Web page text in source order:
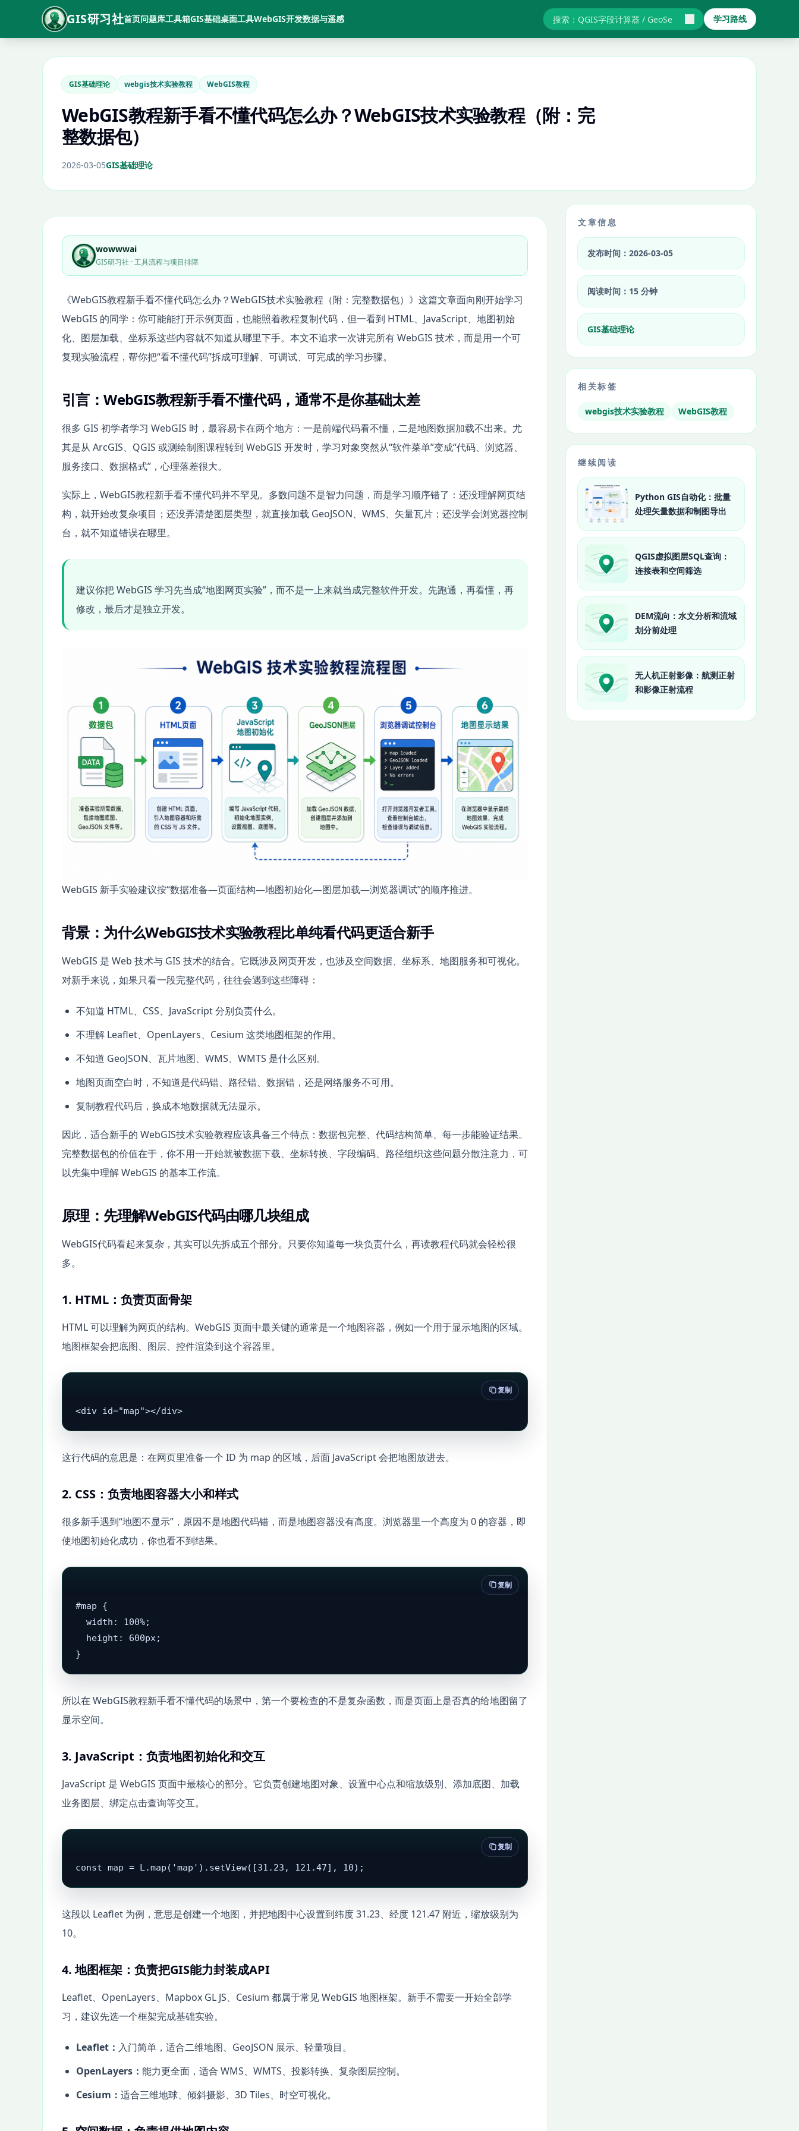
GIS研习社首页问题库工具箱GIS基础桌面工具WebGIS开发数据与遥感 搜索GIS教程与报错 学习路线
GIS基础理论 webgis技术实验教程 WebGIS教程
WebGIS教程新手看不懂代码怎么办？WebGIS技术实验教程（附：完
整数据包）
2026-03-05GIS基础理论
wowwwai
GIS研习社 · 工具流程与项目排障
《WebGIS教程新手看不懂代码怎么办？WebGIS技术实验教程（附：完整数据包）》这篇文章面向刚开始学习
WebGIS 的同学：你可能能打开示例页面，也能照着教程复制代码，但一看到 HTML、JavaScript、地图初始
化、图层加载、坐标系这些内容就不知道从哪里下手。本文不追求一次讲完所有 WebGIS 技术，而是用一个可
复现实验流程，帮你把“看不懂代码”拆成可理解、可调试、可完成的学习步骤。
引言：WebGIS教程新手看不懂代码，通常不是你基础太差
很多 GIS 初学者学习 WebGIS 时，最容易卡在两个地方：一是前端代码看不懂，二是地图数据加载不出来。尤
其是从 ArcGIS、QGIS 或测绘制图课程转到 WebGIS 开发时，学习对象突然从“软件菜单”变成“代码、浏览器、
服务接口、数据格式”，心理落差很大。
实际上，WebGIS教程新手看不懂代码并不罕见。多数问题不是智力问题，而是学习顺序错了：还没理解网页结
构，就开始改复杂项目；还没弄清楚图层类型，就直接加载 GeoJSON、WMS、矢量瓦片；还没学会浏览器控制
台，就不知道错误在哪里。
建议你把 WebGIS 学习先当成“地图网页实验”，而不是一上来就当成完整软件开发。先跑通，再看懂，再
修改，最后才是独立开发。
WebGIS 新手实验建议按“数据准备—页面结构—地图初始化—图层加载—浏览器调试”的顺序推进。
背景：为什么WebGIS技术实验教程比单纯看代码更适合新手
WebGIS 是 Web 技术与 GIS 技术的结合。它既涉及网页开发，也涉及空间数据、坐标系、地图服务和可视化。
对新手来说，如果只看一段完整代码，往往会遇到这些障碍：
不知道 HTML、CSS、JavaScript 分别负责什么。
不理解 Leaflet、OpenLayers、Cesium 这类地图框架的作用。
不知道 GeoJSON、瓦片地图、WMS、WMTS 是什么区别。
地图页面空白时，不知道是代码错、路径错、数据错，还是网络服务不可用。
复制教程代码后，换成本地数据就无法显示。
因此，适合新手的 WebGIS技术实验教程应该具备三个特点：数据包完整、代码结构简单、每一步能验证结果。
完整数据包的价值在于，你不用一开始就被数据下载、坐标转换、字段编码、路径组织这些问题分散注意力，可
以先集中理解 WebGIS 的基本工作流。
原理：先理解WebGIS代码由哪几块组成
WebGIS代码看起来复杂，其实可以先拆成五个部分。只要你知道每一块负责什么，再读教程代码就会轻松很
多。
1. HTML：负责页面骨架
HTML 可以理解为网页的结构。WebGIS 页面中最关键的通常是一个地图容器，例如一个用于显示地图的区域。
地图框架会把底图、图层、控件渲染到这个容器里。
<div id="map"></div>
复制
这行代码的意思是：在网页里准备一个 ID 为 map 的区域，后面 JavaScript 会把地图放进去。
2. CSS：负责地图容器大小和样式
很多新手遇到“地图不显示”，原因不是地图代码错，而是地图容器没有高度。浏览器里一个高度为 0 的容器，即
使地图初始化成功，你也看不到结果。
#map {
  width: 100%;
  height: 600px;
}
复制
所以在 WebGIS教程新手看不懂代码的场景中，第一个要检查的不是复杂函数，而是页面上是否真的给地图留了
显示空间。
3. JavaScript：负责地图初始化和交互
JavaScript 是 WebGIS 页面中最核心的部分。它负责创建地图对象、设置中心点和缩放级别、添加底图、加载
业务图层、绑定点击查询等交互。
const map = L.map('map').setView([31.23, 121.47], 10);
复制
这段以 Leaflet 为例，意思是创建一个地图，并把地图中心设置到纬度 31.23、经度 121.47 附近，缩放级别为
10。
4. 地图框架：负责把GIS能力封装成API
Leaflet、OpenLayers、Mapbox GL JS、Cesium 都属于常见 WebGIS 地图框架。新手不需要一开始全部学
习，建议先选一个框架完成基础实验。
Leaflet： 入门简单，适合二维地图、GeoJSON 展示、轻量项目。
OpenLayers： 能力更全面，适合 WMS、WMTS、投影转换、复杂图层控制。
Cesium： 适合三维地球、倾斜摄影、3D Tiles、时空可视化。
文章信息
发布时间：2026-03-05
阅读时间：15 分钟
GIS基础理论
相关标签
webgis技术实验教程 WebGIS教程
继续阅读
Python GIS自动化：批量
处理矢量数据和制图导出
QGIS虚拟图层SQL查询：
连接表和空间筛选
DEM流向：水文分析和流域
划分前处理
无人机正射影像：航测正射
和影像正射流程